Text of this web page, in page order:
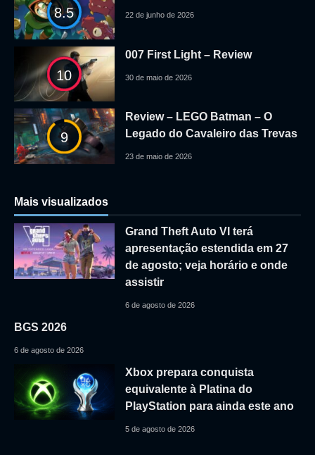
8.5 22 de junho de 2026
10
007 First Light – Review
30 de maio de 2026
9
Review – LEGO Batman – O
Legado do Cavaleiro das Trevas
23 de maio de 2026
Mais visualizados
Grand Theft Auto VI terá
apresentação estendida em 27
de agosto; veja horário e onde
assistir
6 de agosto de 2026
BGS 2026
6 de agosto de 2026
Xbox prepara conquista
equivalente à Platina do
PlayStation para ainda este ano
5 de agosto de 2026